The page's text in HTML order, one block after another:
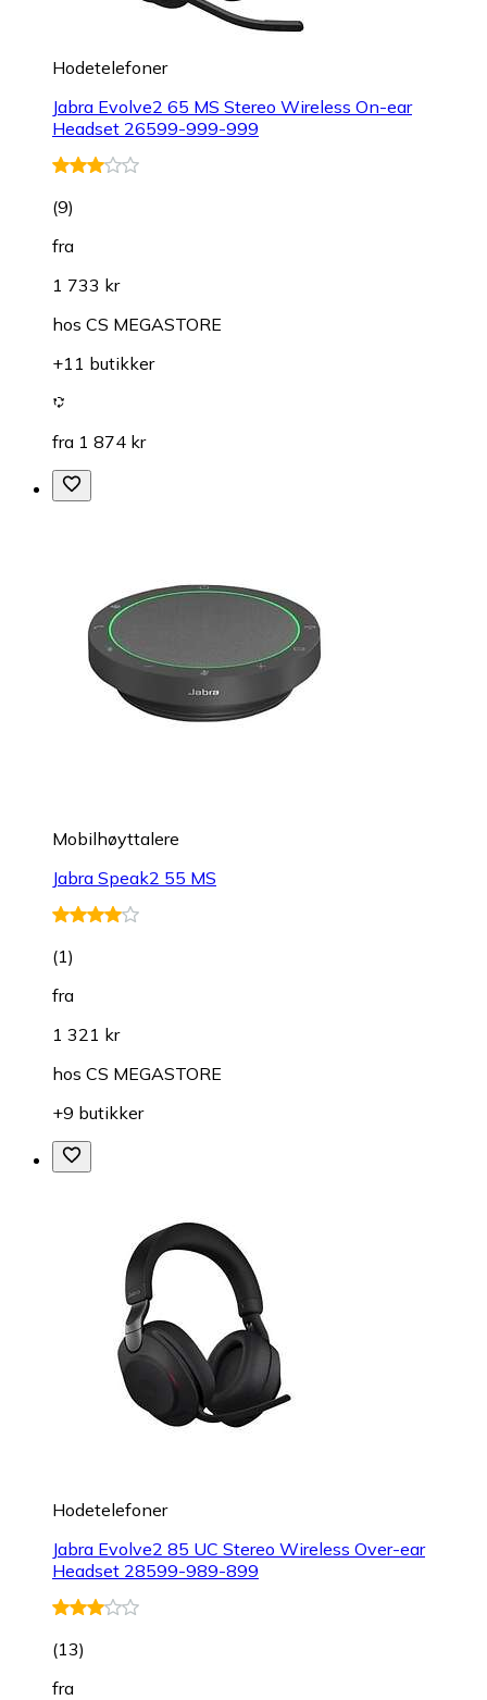
Hodetelefoner
Jabra Evolve2 65 MS Stereo Wireless On-ear
Headset 26599-999-999
(9)
fra
1 733 kr
hos CS MEGASTORE
+11 butikker
fra 1 874 kr
Mobilhøyttalere
Jabra Speak2 55 MS
(1)
fra
1 321 kr
hos CS MEGASTORE
+9 butikker
Hodetelefoner
Jabra Evolve2 85 UC Stereo Wireless Over-ear
Headset 28599-989-899
(13)
fra